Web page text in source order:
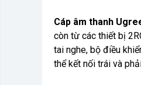
Cáp âm thanh
còn từ các thiết bị
tai nghe, bộ điều
thể kết nối trái và